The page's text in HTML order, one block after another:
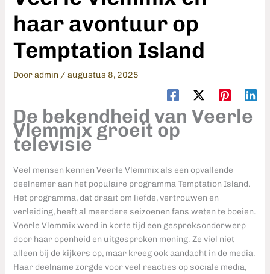
haar avontuur op
Temptation Island
Dooradmin / augustus 8, 2025
De bekendheid van Veerle
Vlemmix groeit op
televisie
Veel mensen kennen Veerle Vlemmix als een opvallende
deelnemer aan het populaire programma Temptation Island.
Het programma, dat draait om liefde, vertrouwen en
verleiding, heeft al meerdere seizoenen fans weten te boeien.
Veerle Vlemmix werd in korte tijd een gespreksonderwerp
door haar openheid en uitgesproken mening. Ze viel niet
alleen bij de kijkers op, maar kreeg ook aandacht in de media.
Haar deelname zorgde voor veel reacties op sociale media,